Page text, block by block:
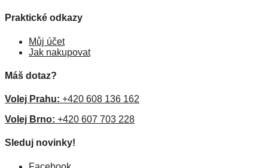
Praktické odkazy
Můj účet
Jak nakupovat
Máš dotaz?
Volej Prahu: +420 608 136 162
Volej Brno: +420 607 703 228
Sleduj novinky!